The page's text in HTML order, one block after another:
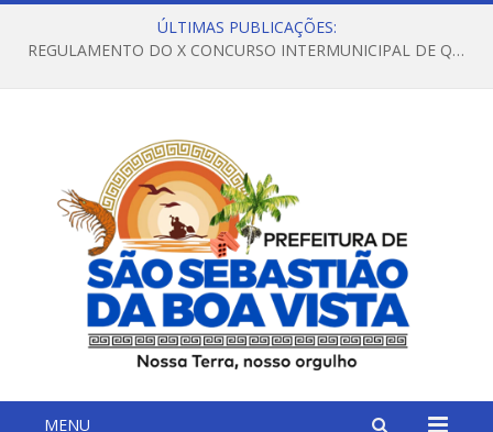
ÚLTIMAS PUBLICAÇÕES:
REGULAMENTO DO X CONCURSO INTERMUNICIPAL DE QUADRILHAS JUNINAS – 2026 – ARRAIÁ DA VENEZA
MENU